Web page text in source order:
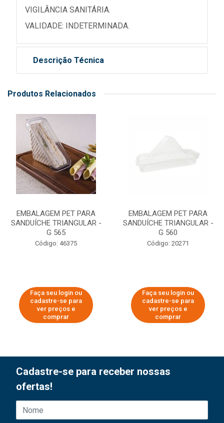
VIGILÂNCIA SANITÁRIA.
VALIDADE: INDETERMINADA.
Descrição Técnica
Produtos Relacionados
EMBALAGEM PET PARA
SANDUÍCHE TRIANGULAR -
G 565
Código: 46375
Faça seu login ou
cadastre-se para
ver preços e
comprar
EMBALAGEM PET PARA
SANDUÍCHE TRIANGULAR -
G 560
Código: 20271
Faça seu login ou
cadastre-se para
ver preços e
comprar
Cadastre-se para receber nossas
ofertas!